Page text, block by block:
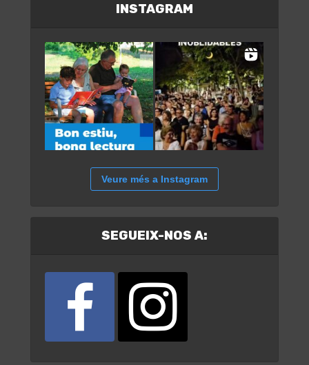
INSTAGRAM
Veure més a Instagram
SEGUEIX-NOS A: